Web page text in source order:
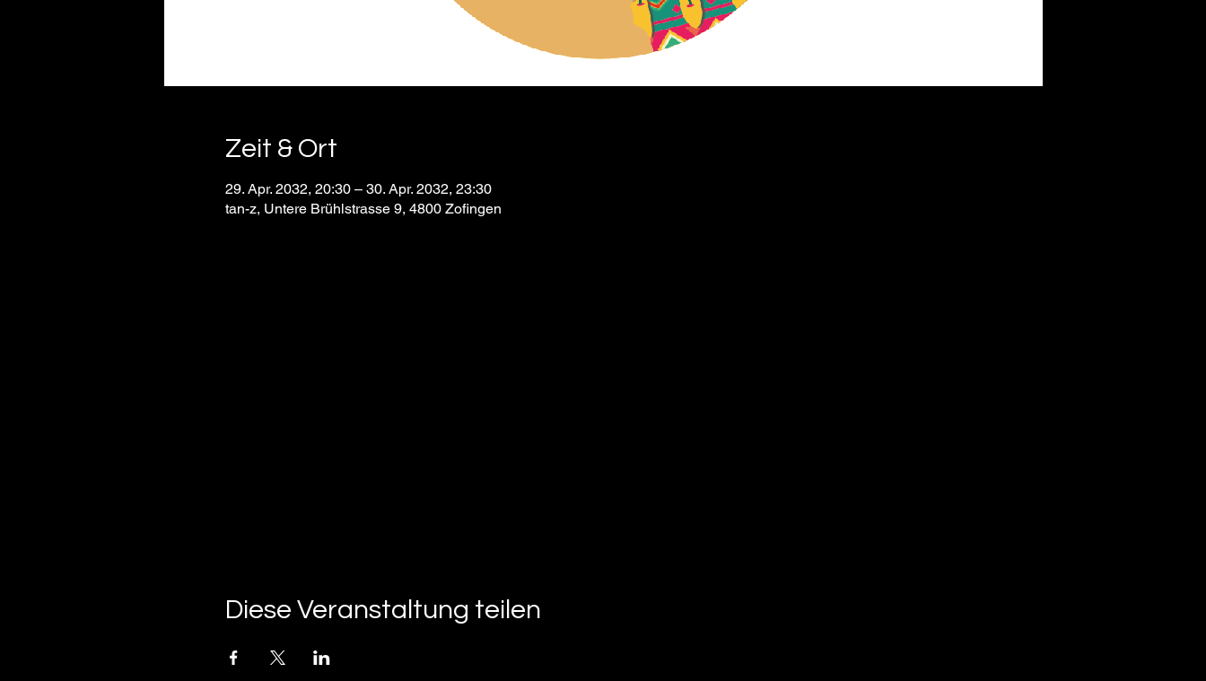
Zeit & Ort
29. Apr. 2032, 20:30 – 30. Apr. 2032, 23:30
tan-z, Untere Brühlstrasse 9, 4800 Zofingen
Diese Veranstaltung teilen